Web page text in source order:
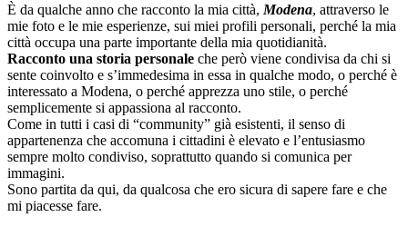
È da qualche anno che racconto la mia città, Modena, attraverso le
mie foto e le mie esperienze, sui miei profili personali, perché la mia
città occupa una parte importante della mia quotidianità.
Racconto una storia personale che però viene condivisa da chi si
sente coinvolto e s’immedesima in essa in qualche modo, o perché è
interessato a Modena, o perché apprezza uno stile, o perché
semplicemente si appassiona al racconto.
Come in tutti i casi di “community” già esistenti, il senso di
appartenenza che accomuna i cittadini è elevato e l’entusiasmo
sempre molto condiviso, soprattutto quando si comunica per
immagini.
Sono partita da qui, da qualcosa che ero sicura di sapere fare e che
mi piacesse fare.